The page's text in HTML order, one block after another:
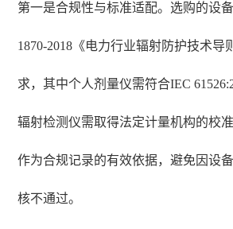
第一是合规性与标准适配。选购的设
1870-2018《电力行业辐射防护技术导
求，其中个人剂量仪需符合IEC
辐射检测仪需取得法定计量机构的校
作为合规记录的有效依据，避免因设
核不通过。